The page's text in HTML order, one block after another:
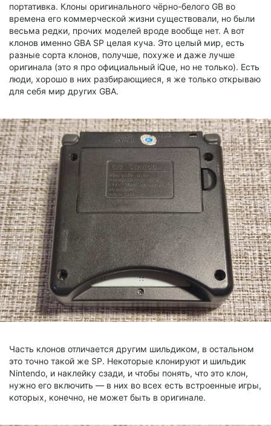
портативка. Клоны оригинального чёрно-белого GB во
времена его коммерческой жизни существовали, но были
весьма редки, прочих моделей вроде вообще нет. А вот
клонов именно GBA SP целая куча. Это целый мир, есть
разные сорта клонов, получше, похуже и даже лучше
оригинала (это я про официальный iQue, но не только). Есть
люди, хорошо в них разбирающиеся, я же только открываю
для себя мир других GBA.
Часть клонов отличается другим шильдиком, в остальном
это точно такой же SP. Некоторые клонируют и шильдик
Nintendo, и наклейку сзади, и чтобы понять, что это клон,
нужно его включить — в них во всех есть встроенные игры,
которых, конечно, не может быть в оригинале.